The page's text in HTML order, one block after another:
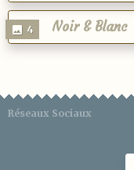
4 Noir & Blanc
Réseaux Sociaux